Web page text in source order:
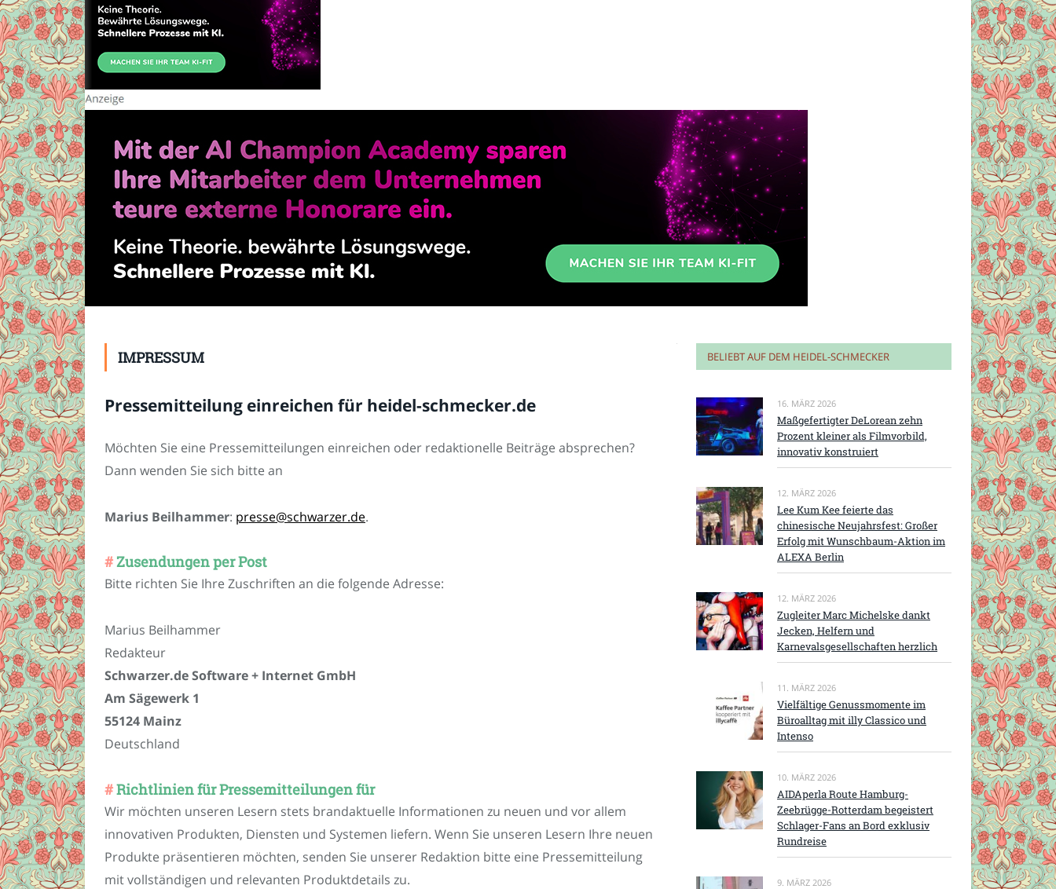
IMPRESSUM
Pressemitteilung einreichen für heidel-schmecker.de
Möchten Sie eine Pressemitteilungen einreichen oder redaktionelle Beiträge absprechen?
Dann wenden Sie sich bitte an
Marius Beilhammer: presse@schwarzer.de.
Zusendungen per Post
Bitte richten Sie Ihre Zuschriften an die folgende Adresse:
Marius Beilhammer
Redakteur
Schwarzer.de Software + Internet GmbH
Am Sägewerk 1
55124 Mainz
Deutschland
Richtlinien für Pressemitteilungen für
Wir möchten unseren Lesern stets brandaktuelle Informationen zu neuen und vor allem
innovativen Produkten, Diensten und Systemen liefern. Wenn Sie unseren Lesern Ihre neuen
Produkte präsentieren möchten, senden Sie unserer Redaktion bitte eine Pressemitteilung
mit vollständigen und relevanten Produktdetails zu.
BELIEBT AUF DEM HEIDEL-SCHMECKER
16. MÄRZ 2026
Maßgefertigter DeLorean zehn
Prozent kleiner als Filmvorbild,
innovativ konstruiert
12. MÄRZ 2026
Lee Kum Kee feierte das
chinesische Neujahrsfest: Großer
Erfolg mit Wunschbaum-Aktion im
ALEXA Berlin
12. MÄRZ 2026
Zugleiter Marc Michelske dankt
Jecken, Helfern und
Karnevalsgesellschaften herzlich
11. MÄRZ 2026
Vielfältige Genussmomente im
Büroalltag mit illy Classico und
Intenso
10. MÄRZ 2026
AIDAperla Route Hamburg-
Zeebrügge-Rotterdam begeistert
Schlager-Fans an Bord exklusiv
Rundreise
9. MÄRZ 2026